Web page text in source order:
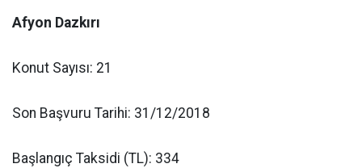
Afyon Dazkırı
Konut Sayısı: 21
Son Başvuru Tarihi: 31/12/2018
Başlangıç Taksidi (TL): 334